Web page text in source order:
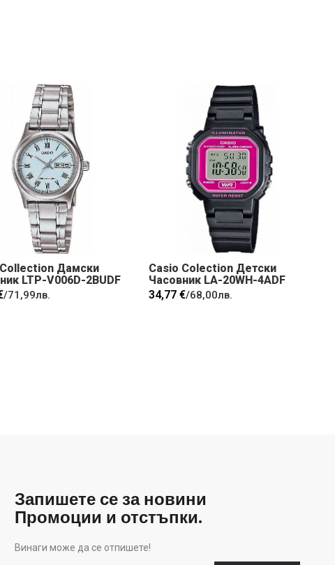
Дамски
LTP-V006D-2BUDF
/71,99лв.
Casio Colection Детски
Часовник LA-20WH-4ADF
34,77 €/68,00лв.
Запишете се за новини
Промоции и отстъпки.
Винаги може да се отпишете!